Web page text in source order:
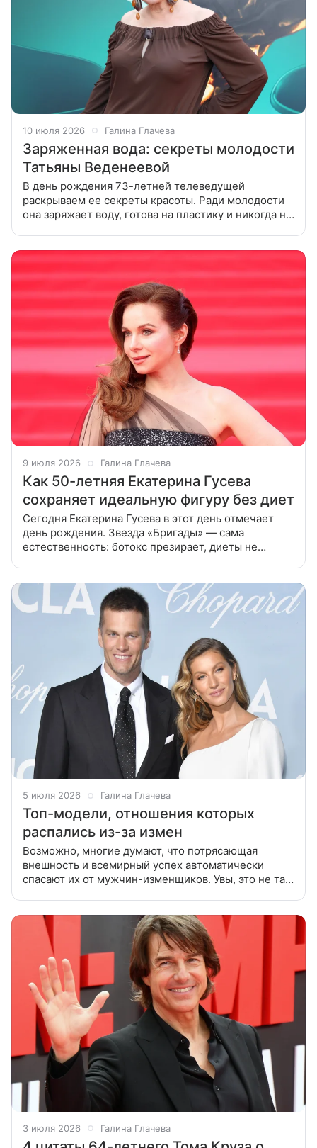
10 июля 2026 Галина Глачева
Заряженная вода: секреты молодости
Татьяны Веденеевой
В день рождения 73-летней телеведущей
раскрываем ее секреты красоты. Ради молодости
она заряжает воду, готова на пластику и никогда не
9 июля 2026 Галина Глачева
Как 50-летняя Екатерина Гусева
сохраняет идеальную фигуру без диет
Сегодня Екатерина Гусева в этот день отмечает
день рождения. Звезда «Бригады» — сама
естественность: ботокс презирает, диеты не
5 июля 2026 Галина Глачева
Топ-модели, отношения которых
распались из-за измен
Возможно, многие думают, что потрясающая
внешность и всемирный успех автоматически
спасают их от мужчин-изменщиков. Увы, это не так.
3 июля 2026 Галина Глачева